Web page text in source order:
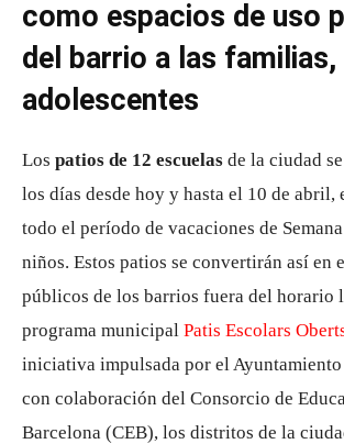
como espacios de uso
del barrio a las familias,
adolescentes
Los patios de 12 escuelas de la ciudad
los días desde hoy y hasta el 10 de abril,
todo el período de vacaciones de
niños. Estos patios se convertirán así en
públicos de los barrios fuera del horario
programa municipal Patis Escolars
iniciativa impulsada por el
con colaboración del Consorcio de
Barcelona (CEB), los distritos de la